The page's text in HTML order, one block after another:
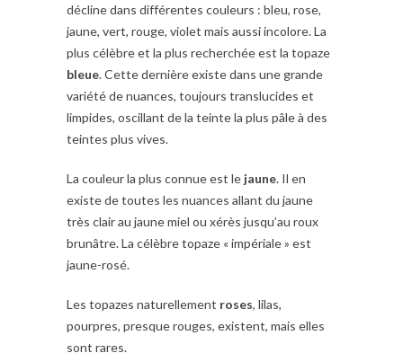
décline dans différentes couleurs : bleu, rose,
jaune, vert, rouge, violet mais aussi incolore. La
plus célèbre et la plus recherchée est la topaze
bleue. Cette dernière existe dans une grande
variété de nuances, toujours translucides et
limpides, oscillant de la teinte la plus pâle à des
teintes plus vives.
La couleur la plus connue est le jaune. Il en
existe de toutes les nuances allant du jaune
très clair au jaune miel ou xérès jusqu’au roux
brunâtre. La célèbre topaze « impériale » est
jaune-rosé.
Les topazes naturellement roses, lilas,
pourpres, presque rouges, existent, mais elles
sont rares.